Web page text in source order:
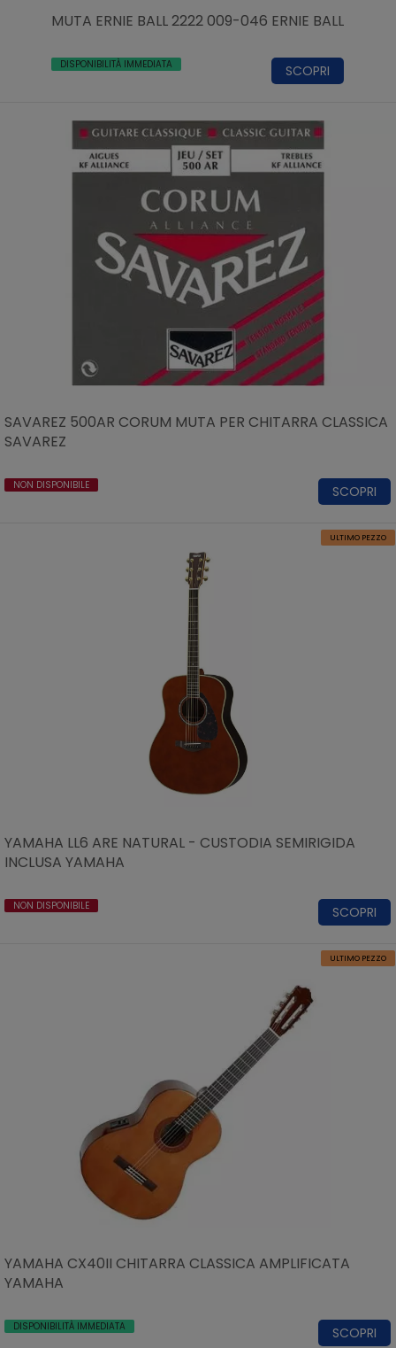
MUTA ERNIE BALL 2222 009-046 ERNIE BALL
DISPONIBILITÀ IMMEDIATA SCOPRI
SAVAREZ 500AR CORUM MUTA PER CHITARRA CLASSICA
SAVAREZ
NON DISPONIBILE SCOPRI
ULTIMO PEZZO
YAMAHA LL6 ARE NATURAL - CUSTODIA SEMIRIGIDA
INCLUSA YAMAHA
NON DISPONIBILE SCOPRI
ULTIMO PEZZO
YAMAHA CX40II CHITARRA CLASSICA AMPLIFICATA
YAMAHA
DISPONIBILITÀ IMMEDIATA SCOPRI